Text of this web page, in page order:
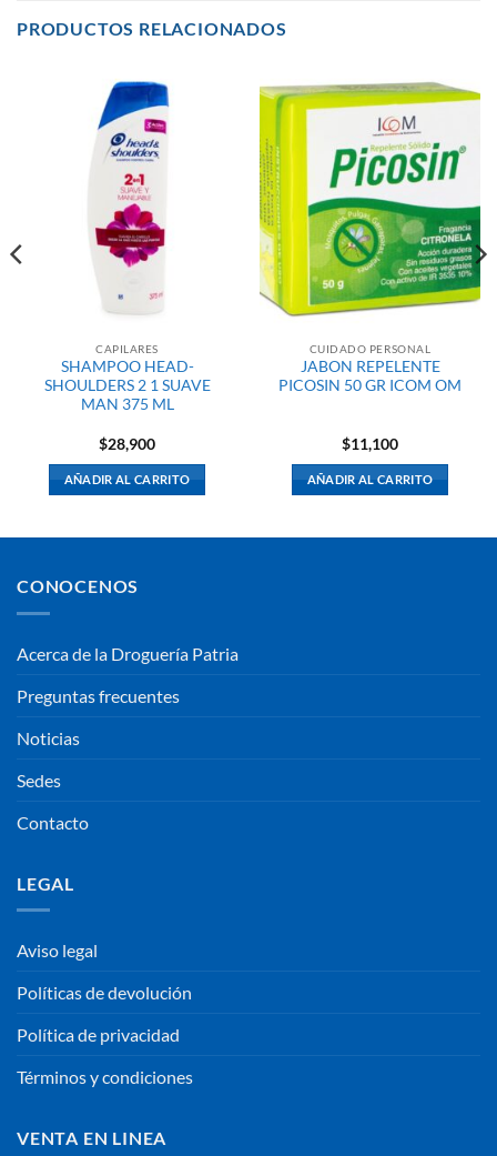
PRODUCTOS RELACIONADOS
CAPILARES
SHAMPOO HEAD-
SHOULDERS 2 1 SUAVE
MAN 375 ML
$28,900
AÑADIR AL CARRITO
CUIDADO PERSONAL
JABON REPELENTE
PICOSIN 50 GR ICOM OM
$11,100
AÑADIR AL CARRITO
CONOCENOS
Acerca de la Droguería Patria
Preguntas frecuentes
Noticias
Sedes
Contacto
LEGAL
Aviso legal
Políticas de devolución
Política de privacidad
Términos y condiciones
VENTA EN LINEA